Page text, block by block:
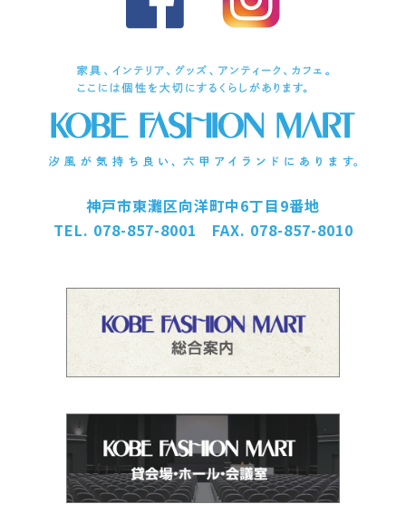
神戸市東灘区向洋町中6丁目9番地
TEL. 078-857-8001 FAX. 078-857-8010